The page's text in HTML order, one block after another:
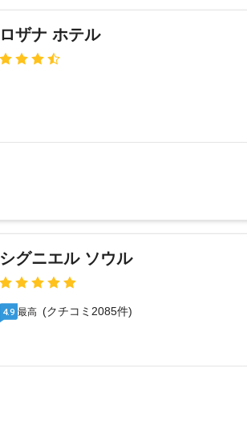
ロザナ ホテル
シグニエル ソウル
4.9 最高 (クチコミ2085件)